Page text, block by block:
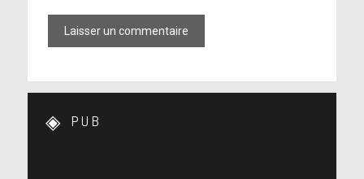
PUB